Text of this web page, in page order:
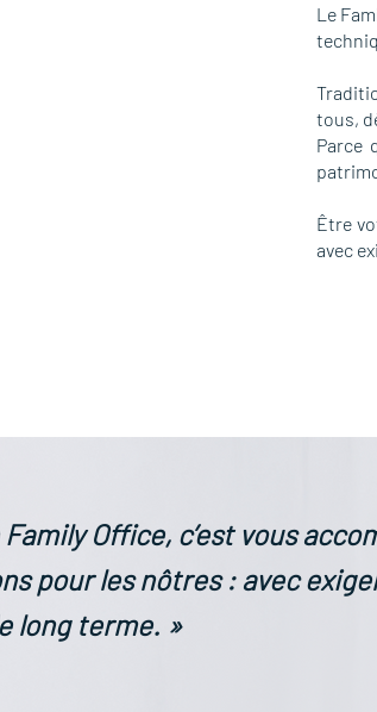
Le
tous,
Parce
Être
avec
Office, c’est vous
pour les nôtres : avec
long terme. »